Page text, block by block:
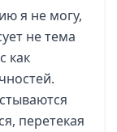
я не могу,
не тема
как
перетекая